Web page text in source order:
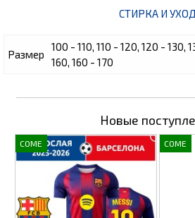
СТИРКА И УХОД
Размер
100 - 110, 110 - 120, 120 - 130,
160, 160 - 170
Новые
COME COME